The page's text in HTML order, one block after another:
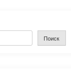
Поиск